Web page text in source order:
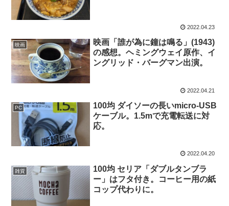
2022.04.23
映画
映画「誰が為に鐘は鳴る」(1943)
の感想。ヘミングウェイ原作、イ
ングリッド・バーグマン出演。
2022.04.21
PC
100均 ダイソーの長いmicro-USB
ケーブル。1.5mで充電転送に対
応。
2022.04.20
雑貨
100均 セリア「ダブルタンブラ
ー」はフタ付き。コーヒー用の紙
コップ代わりに。